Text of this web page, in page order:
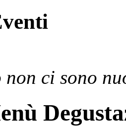
non ci sono